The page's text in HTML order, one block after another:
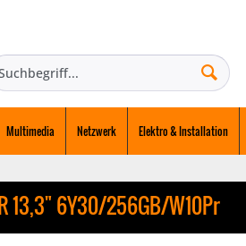
Multimedia Netzwerk Elektro & Installation
13,3" 6Y30/256GB/W10Pr